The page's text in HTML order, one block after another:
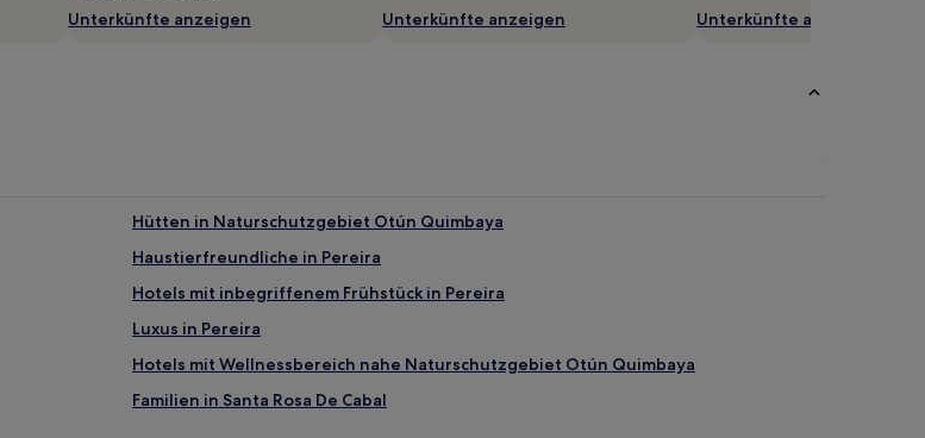
Unterkünfte anzeigen
Unterkünfte anzeigen Unterkünfte anzeigen
Hütten in Naturschutzgebiet Otún Quimbaya
Haustierfreundliche in Pereira
Hotels mit inbegriffenem Frühstück in Pereira
Luxus in Pereira
Hotels mit Wellnessbereich nahe Naturschutzgebiet Otún Quimbaya
Familien in Santa Rosa De Cabal